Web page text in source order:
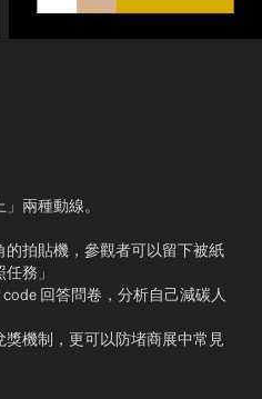
兩種動線。
拍貼機，參觀者可以留下被紙
務」
回答問卷，分析自己減碳人
機制，更可以防堵商展中常見